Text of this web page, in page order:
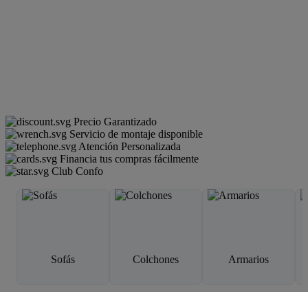
Precio Garantizado
Servicio de montaje disponible
Atención Personalizada
Financia tus compras fácilmente
Club Confo
Sofás Colchones Armarios